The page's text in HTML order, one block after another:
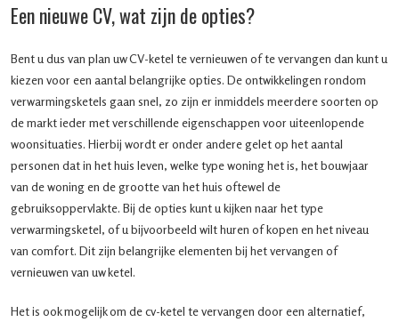
Een nieuwe CV, wat zijn de opties?
Bent u dus van plan uw CV-ketel te vernieuwen of te vervangen dan kunt u
kiezen voor een aantal belangrijke opties. De ontwikkelingen rondom
verwarmingsketels gaan snel, zo zijn er inmiddels meerdere soorten op
de markt ieder met verschillende eigenschappen voor uiteenlopende
woonsituaties. Hierbij wordt er onder andere gelet op het aantal
personen dat in het huis leven, welke type woning het is, het bouwjaar
van de woning en de grootte van het huis oftewel de
gebruiksoppervlakte. Bij de opties kunt u kijken naar het type
verwarmingsketel, of u bijvoorbeeld wilt huren of kopen en het niveau
van comfort. Dit zijn belangrijke elementen bij het vervangen of
vernieuwen van uw ketel.
Het is ook mogelijk om de cv-ketel te vervangen door een alternatief,